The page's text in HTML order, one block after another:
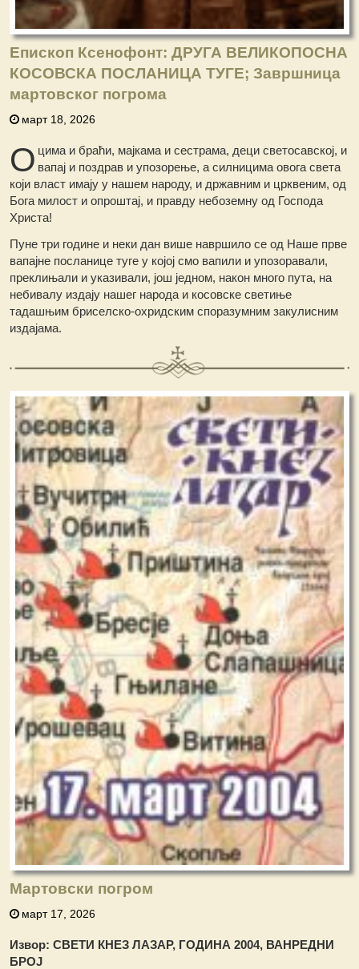
Епископ Ксенофонт: ДРУГА ВЕЛИКОПОСНА
КОСОВСКА ПОСЛАНИЦА ТУГЕ; Завршница
мартовског погрома
март 18, 2026
О цима и браћи, мајкама и сестрама, деци светосавској, и
вапај и поздрав и упозорење, а силницима овога света
који власт имају у нашем народу, и државним и црквеним, од
Бога милост и опроштај, и правду небоземну од Господа
Христа!
Пуне три године и неки дан више навршило се од Наше прве
вапајне посланице туге у којој смо вапили и упозоравали,
преклињали и указивали, још једном, након много пута, на
небивалу издају нашег народа и косовске светиње
тадашњим бриселско-охридским споразумним закулисним
издајама.
Мартовски погром
март 17, 2026
Извор: СВЕТИ КНЕЗ ЛАЗАР, ГОДИНА 2004, ВАНРЕДНИ
БРОЈ